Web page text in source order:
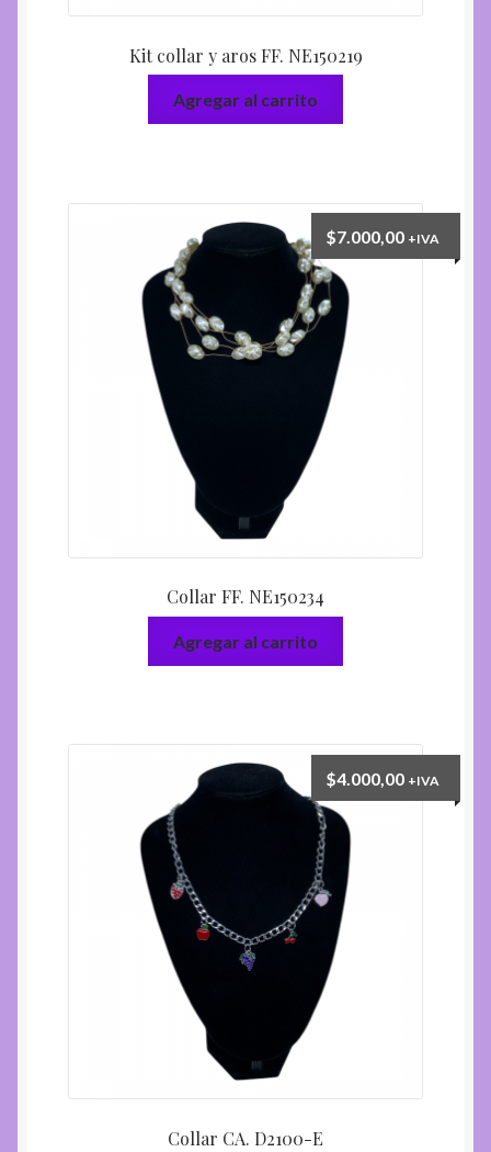
Kit collar y aros FF. NE150219
Agregar al carrito
Collar FF. NE150234
$7.000,00 +IVA
Agregar al carrito
Collar CA. D2100-E
$4.000,00 +IVA